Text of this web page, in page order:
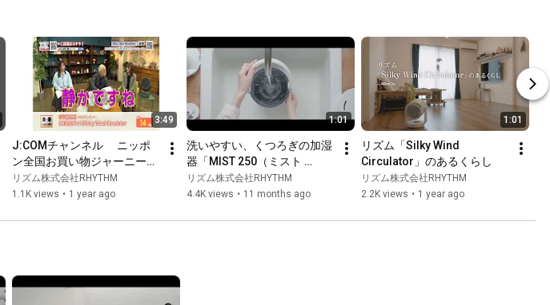
3:49
J:COMチャンネル 　ニッポ
ン全国お買い物ジャーニー
（【2重反転ファン】Silky
Wind Circulatorの紹介）
リズム株式会社RHYTHM
1.1K views • 1 year ago
1:01
洗いやすい、くつろぎの加湿
器「MIST 250（ミスト
250）」9YYA64RH　リズ
ム　RHYTHM（60sec ver）
リズム株式会社RHYTHM
4.4K views • 11 months ago
1:01
リズム「Silky Wind
Circulator」のあるくらし
リズム株式会社RHYTHM
2.2K views • 1 year ago